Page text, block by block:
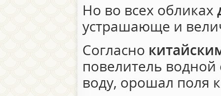
Но во всех обликах
устрашающе и
Согласно
повелитель
воду, орошал поля